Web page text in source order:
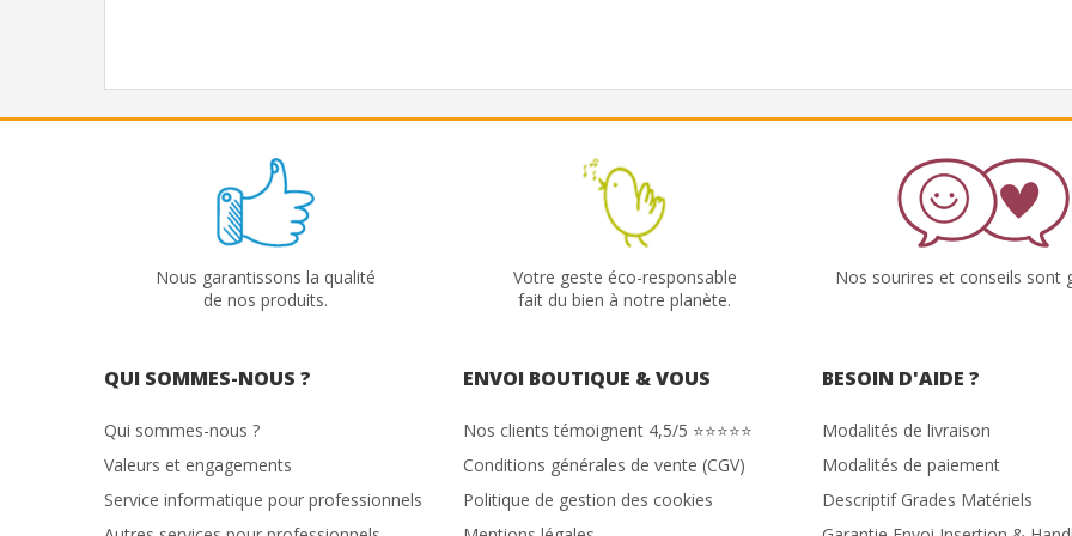
Nous garantissons la qualité
de nos produits.
Votre geste éco-responsable
fait du bien à notre planète.
Nos sourires et conseils sont
QUI SOMMES-NOUS ?
Qui sommes-nous ?
Valeurs et engagements
Service informatique pour professionnels
ENVOI BOUTIQUE & VOUS
Nos clients témoignent 4,5/5 ⭐⭐⭐⭐⭐
Conditions générales de vente (CGV)
Politique de gestion des cookies
BESOIN D'AIDE ?
Modalités de livraison
Modalités de paiement
Descriptif Grades Matériels